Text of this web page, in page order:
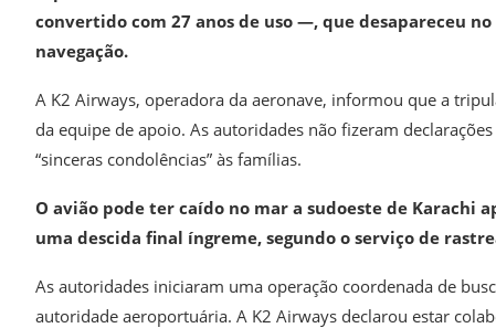
convertido com 27 anos de uso —, que desapareceu
navegação.
A K2 Airways, operadora da aeronave, informou que a
da equipe de apoio. As autoridades não fizeram
“sinceras condolências” às famílias.
O avião pode ter caído no mar a sudoeste de Karachi
uma descida final íngreme, segundo o serviço de
As autoridades iniciaram uma operação coordenada de
autoridade aeroportuária. A K2 Airways declarou estar